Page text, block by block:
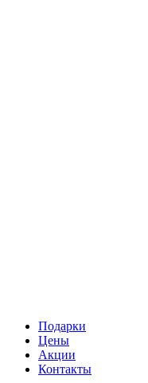
Подарки
Цены
Акции
Контакты